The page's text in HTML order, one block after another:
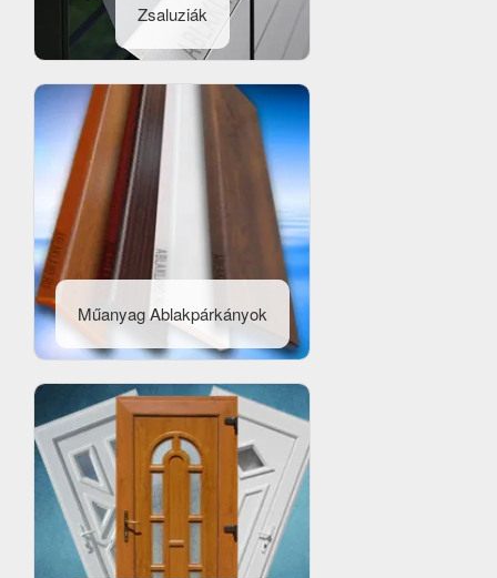
Zsaluziák
Műanyag Ablakpárkányok